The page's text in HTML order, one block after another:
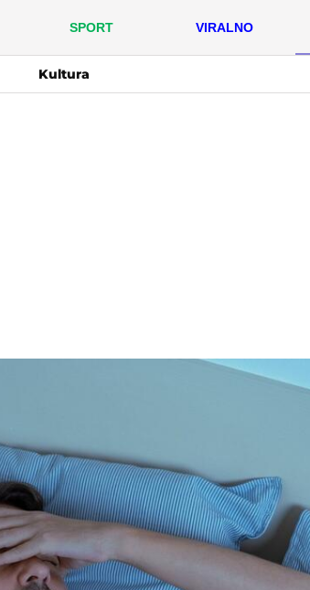
SPORT VIRALNO
Kultura